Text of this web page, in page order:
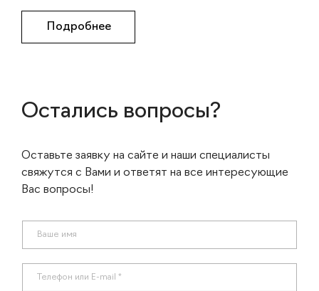
Подробнее
Остались вопросы?
Оставьте заявку на сайте и наши специалисты
свяжутся с Вами и ответят на все интересующие
Вас вопросы!